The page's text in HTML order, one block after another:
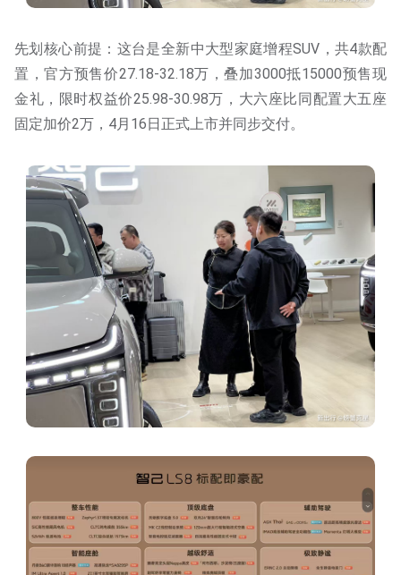
先划核心前提：这台是全新中大型家庭增程SUV，共4款配
置，官方预售价27.18-32.18万，叠加3000抵15000预售现
金礼，限时权益价25.98-30.98万，大六座比同配置大五座
固定加价2万，4月16日正式上市并同步交付。